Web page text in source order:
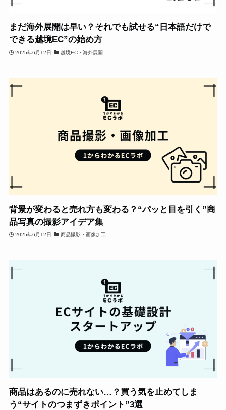
まだ海外展開は早い？それでも試せる“日本語だけで
できる越境EC”の始め方
2025年6月12日 越境EC・海外展開
背景が変わると売れ方も変わる？“パッと目を引く”商
品写真の撮影アイデア集
2025年6月12日 商品撮影・画像加工
商品はあるのに売れない…？買う気を止めてしま
う“サイトのつまずきポイント”3選